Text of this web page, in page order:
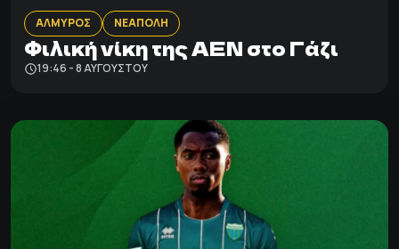
ΑΛΜΥΡΟΣ ΝΕΑΠΟΛΗ
Φιλική νίκη της ΑΕΝ στο Γάζι
19:46 - 8 ΑΥΓΟΎΣΤΟΥ